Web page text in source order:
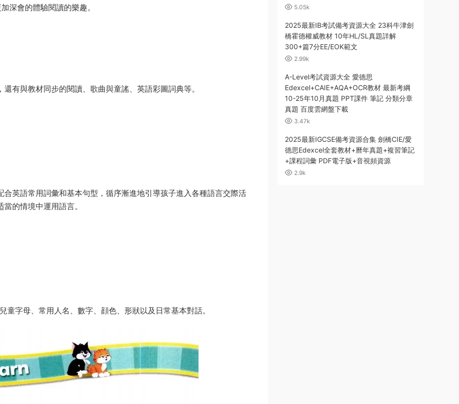
深會的體驗閱讀的樂趣。
還有與教材同步的閱讀、歌曲與童謠、英語彩圖詞典等。
5.05k
2025最新IB考試備考資源大全 23科牛津劍
橋霍德權威教材 10年HL/SL真題詳解
300+篇7分EE/EOK範文
2.99k
A-Level考試資源大全 愛德思
Edexcel+CAIE+AQA+OCR教材 最新考綱
10-25年10月真題 PPT課件 筆記 分類分章
真題 百度雲網盤下載
3.47k
2025最新IGCSE備考資源合集 劍橋CIE/愛
德思Edexcel全套教材+曆年真題+複習筆記
+課程詞彙 PDF電子版+音視頻資源
2.9k